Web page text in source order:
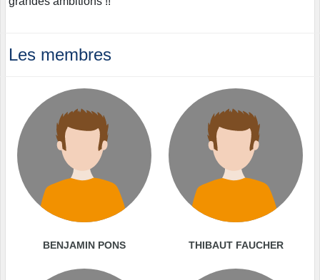
Les membres
BENJAMIN PONS THIBAUT FAUCHER